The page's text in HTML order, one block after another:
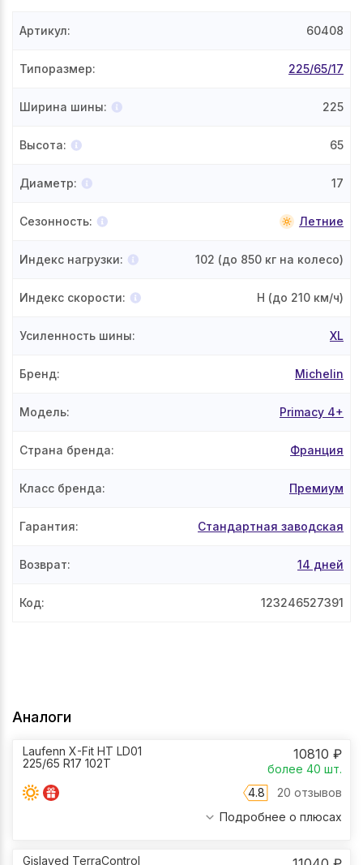
Артикул: 60408
Типоразмер: 225/65/17
Ширина шины: 225
Высота: 65
Диаметр: 17
Сезонность: Летние
Индекс нагрузки: 102 (до 850 кг на колесо)
Индекс скорости: H (до 210 км/ч)
Усиленность шины: XL
Бренд: Michelin
Модель: Primacy 4+
Страна бренда: Франция
Класс бренда: Премиум
Гарантия: Стандартная заводская
Возврат: 14 дней
Код: 123246527391
Аналоги
Laufenn X-Fit HT LD01
225/65 R17 102T
10810 ₽
более 40 шт.
4.8
20 отзывов
Подробнее о плюсах
Gislaved TerraControl